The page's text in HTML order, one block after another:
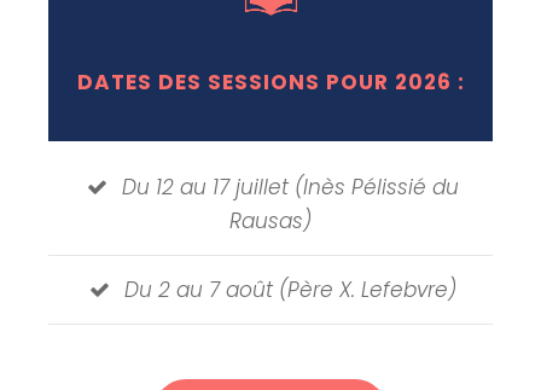
DATES DES SESSIONS POUR 2026 :
Du 12 au 17 juillet (Inès Pélissié du
Rausas)
Du 2 au 7 août (Père X. Lefebvre)